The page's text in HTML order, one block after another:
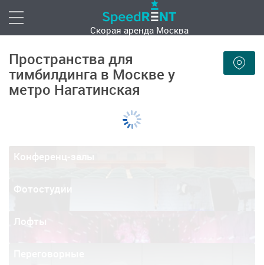
Скорая аренда Москва
Пространства для
тимбилдинга в Москве у
метро Нагатинская
Конференц-залы
Фотостудии
Лофты